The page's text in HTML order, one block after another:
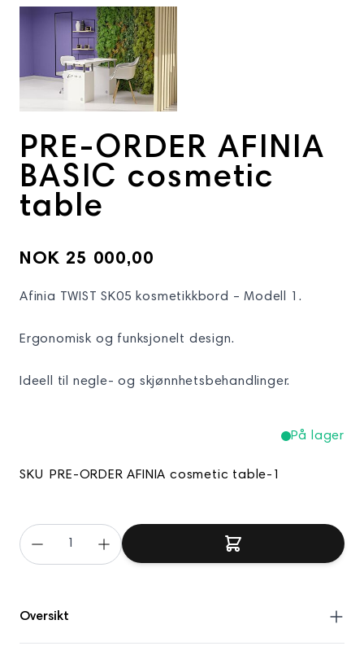
PRE-ORDER AFINIA
BASIC cosmetic
table
View larger image
NOK 25 000,00
Afinia TWIST SK05 kosmetikkbord – Modell 1.
Ergonomisk og funksjonelt design.
Ideell til negle- og skjønnhetsbehandlinger.
På lager
SKU PRE-ORDER AFINIA cosmetic table-1
Oversikt